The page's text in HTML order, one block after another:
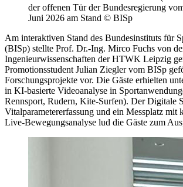
der offenen Tür der Bundesregierung
Juni 2026 am Stand © BISp
Am interaktiven Stand des Bundesinstituts für
(BISp) stellte Prof. Dr.-Ing. Mirco Fuchs von
Ingenieurwissenschaften der HTWK Leipzig
Promotionsstudent Julian Ziegler vom BISp
Forschungsprojekte vor. Die Gäste erhielten
in KI-basierte Videoanalyse in
Rennsport, Rudern, Kite-Surfen). Der Digitale
Vitalparametererfassung und ein Messplatz mit
Live-Bewegungsanalyse lud die Gäste zum